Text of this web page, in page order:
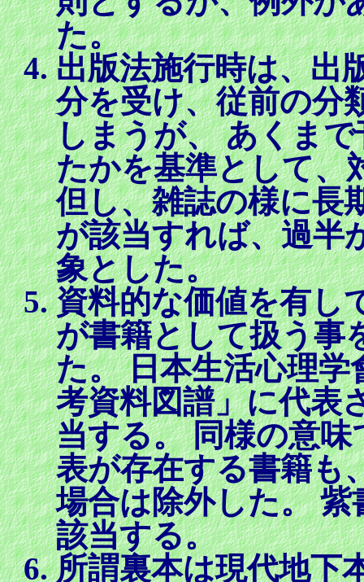
た。
出版法施行時は、出
分を受け、従前の分
しまうが、 あくま
たかを基準として、
但し、雑誌の様に長
が該当すれば、過半
象とした。
資料的な価値を有し
が書籍として扱う事
た。 日本生活心理学
考資料図譜」に代表
当する。 同様の意
表が存在する書籍も
場合は除外した。
該当する。
所謂裏本は現代地下